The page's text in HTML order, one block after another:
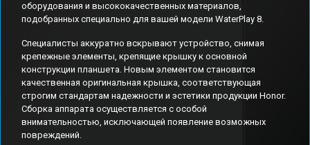
оборудования и высококачественных материалов,
подобранных специально для вашей модели WaterPlay 8.
Специалисты аккуратно вскрывают устройство, снимая
крепежные элементы, крепящие крышку к основной
конструкции планшета. Новым элементом становится
качественная оригинальная крышка, соответствующая
строгим стандартам надежности и эстетики продукции Honor.
Сборка аппарата осуществляется с особой
внимательностью, исключающей появление возможных
повреждений.